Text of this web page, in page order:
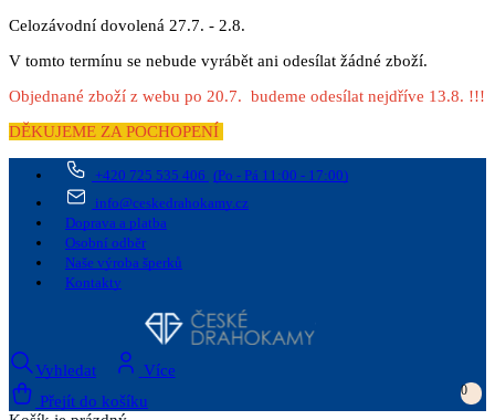
Celozávodní dovolená 27.7. - 2.8.
V tomto termínu se nebude vyrábět ani odesílat žádné zboží.
Objednané zboží z webu po 20.7. budeme odesílat nejdříve 13.8. !!!
DĚKUJEME ZA POCHOPENÍ
+420 725 535 406 (Po - Pá 11:00 - 17:00)
info@ceskedrahokamy.cz
Doprava a platba
Osobní odběr
Naše výroba šperků
Kontakty
Vyhledat
Více
Přejít do košíku
0